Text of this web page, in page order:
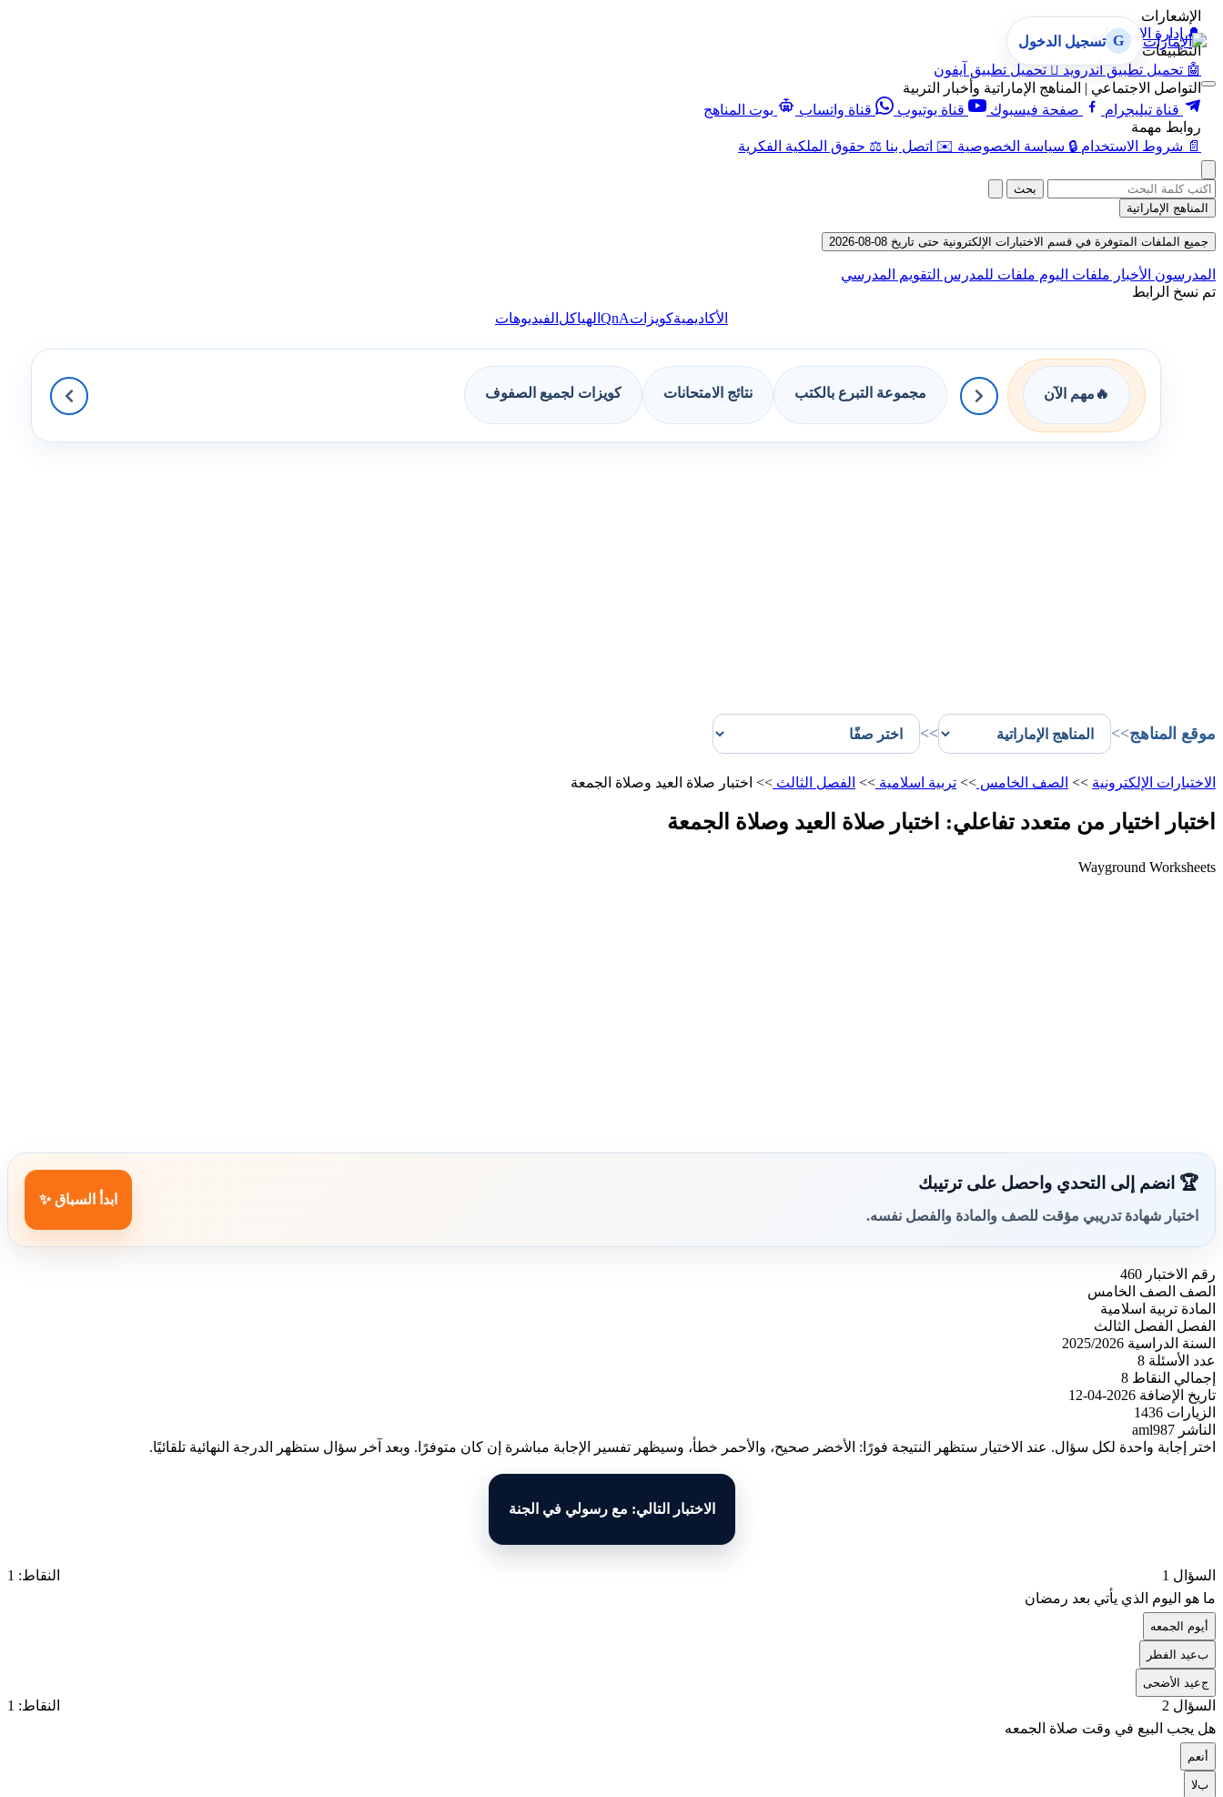
الإشعارات
🔔 إدارة الإشعارات
التطبيقات
🤖 تحميل تطبيق أندرويد  تحميل تطبيق آيفون
التواصل الاجتماعي | المناهج الإماراتية وأخبار التربية
قناة تيليجرام
صفحة فيسبوك قناة يوتيوب قناة واتساب
بوت المناهج
روابط مهمة
📄 شروط الاستخدام 🔒 سياسة الخصوصية ✉️ اتصل بنا ⚖️ حقوق الملكية الفكرية
G تسجيل الدخول
بحث
المناهج الإماراتية
جميع الملفات المتوفرة في قسم الاختبارات الإلكترونية حتى تاريخ 08-08-2026
المدرسون الأخبار ملفات اليوم ملفات للمدرس التقويم المدرسي
تم نسخ الرابط
الأكاديميةكويزاتQnA الهياكل الفيديوهات
🔥 مهم الآن مجموعة التبرع بالكتب نتائج الامتحانات كويزات لجميع الصفوف
موقع المناهج>>
>>
الاختبارات الإلكترونية >> الصف الخامس >> تربية اسلامية >> الفصل الثالث >> اختبار صلاة العيد وصلاة الجمعة
اختبار اختيار من متعدد تفاعلي: اختبار صلاة العيد وصلاة الجمعة
Wayground Worksheets
🏆 انضم إلى التحدي واحصل على ترتيبك
اختبار شهادة تدريبي مؤقت للصف والمادة والفصل نفسه.
ابدأ السباق ✨
رقم الاختبار 460
الصف الصف الخامس
المادة تربية اسلامية
الفصل الفصل الثالث
السنة الدراسية 2025/2026
عدد الأسئلة 8
إجمالي النقاط 8
تاريخ الإضافة 2026-04-12
الزيارات 1436
الناشر aml987
اختر إجابة واحدة لكل سؤال. عند الاختيار ستظهر النتيجة فورًا: الأخضر صحيح، والأحمر خطأ، وسيظهر تفسير الإجابة مباشرة إن كان متوفرًا. وبعد آخر سؤال ستظهر الدرجة النهائية تلقائيًا.
الاختبار التالي: مع رسولي في الجنة
السؤال 1
النقاط: 1
ما هو اليوم الذي يأتي بعد رمضان
أيوم الجمعه
بعيد الفطر
جعيد الأضحى
السؤال 2
النقاط: 1
هل يجب البيع في وقت صلاة الجمعه
أنعم
بلا